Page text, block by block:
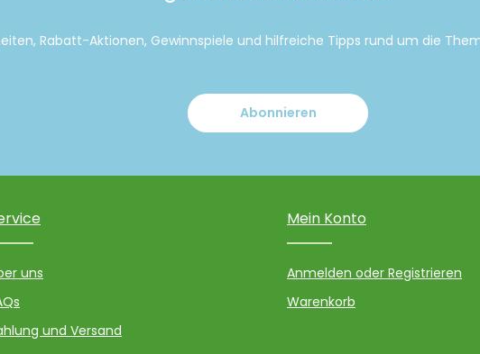
Rabatt-Aktionen, Gewinnspiele und hilfreiche Tipps rund um die
Abonnieren
uns
und Versand
Mein Konto
Anmelden oder Registrieren
Warenkorb